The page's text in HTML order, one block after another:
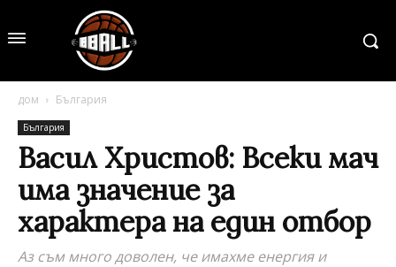
дом България
България
Васил Христов: Всеки мач
има значение за
характера на един отбор
Аз съм много доволен, че имахме енергия и